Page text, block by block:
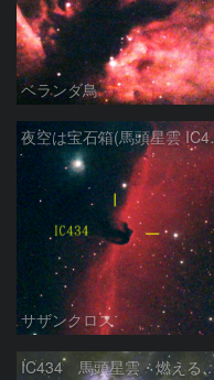
ベランダ鳥
夜空は
サザンクロス
IC434 馬頭星雲